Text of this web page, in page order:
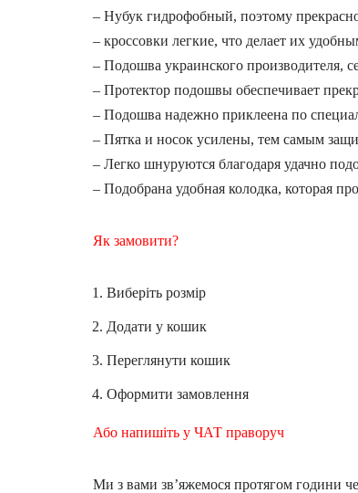
– Нубук гидрофобный, поэтому прекрасно
– кроссовки легкие, что делает их
– Подошва украинского производителя,
– Протектор подошвы обеспечивает
– Подошва надежно приклеена по
– Пятка и носок усилены, тем самым
– Легко шнуруются благодаря удачно
– Подобрана удобная колодка, которая
Як замовити?
Виберіть розмір
Додати у кошик
Переглянути кошик
Оформити замовлення
Або напишіть у ЧАТ праворуч
Ми з вами зв’яжемося протягом години